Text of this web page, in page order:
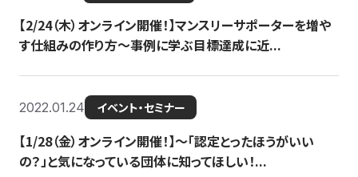
【2/24（木）オンライン開催！】マンスリーサポーターを増や
す仕組みの作り方〜事例に学ぶ目標達成に近...
2022.01.24 イベント・セミナー
【1/28（金）オンライン開催！】〜「認定とったほうがいい
の？」と気になっている団体に知ってほしい！...